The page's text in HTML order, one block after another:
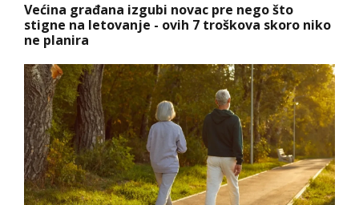
Većina građana izgubi novac pre nego što
stigne na letovanje - ovih 7 troškova skoro niko
ne planira